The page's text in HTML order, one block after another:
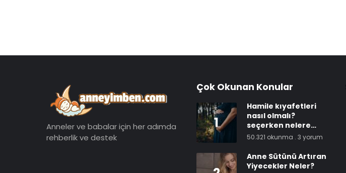
Anneler ve babalar için her adımda
rehberlik ve destek
Çok Okunan Konular
1
Hamile kıyafetleri
nasıl olmalı?
seçerken nelere
dikkat edilmeli?
50.321 okunma . 3 yorum
Anne Sütünü Artıran
Yiyecekler Neler?